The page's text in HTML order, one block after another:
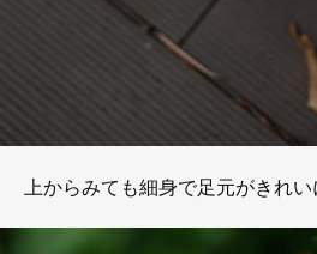
上からみても細身で足元がきれい